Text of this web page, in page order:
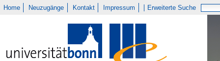
Home Neuzugänge Kontakt Impressum Erweiterte Suche